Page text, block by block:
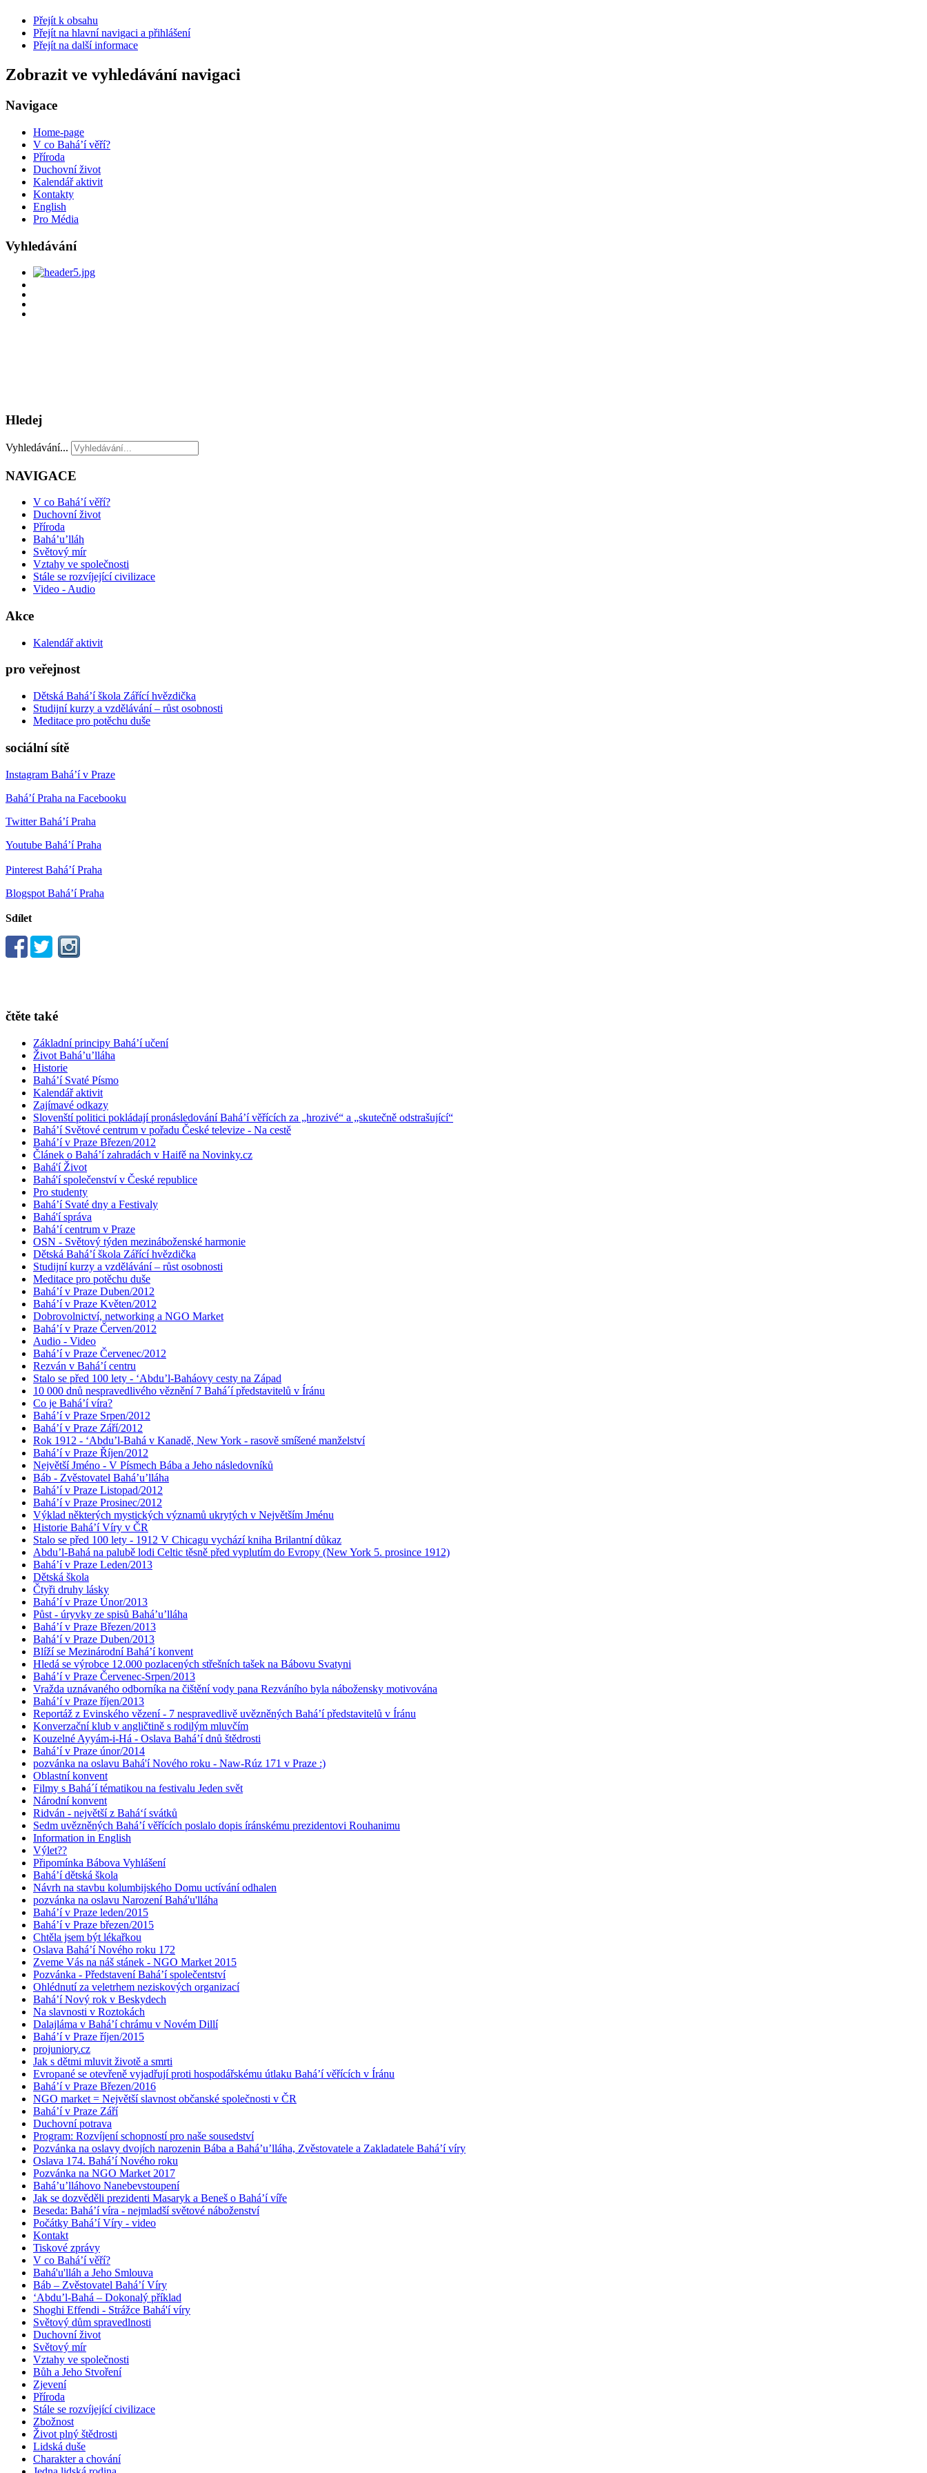
Přejít k obsahu
Přejít na hlavní navigaci a přihlášení
Přejít na další informace
Zobrazit ve vyhledávání navigaci
Navigace
Home-page
V co Bahá’í věří?
Příroda
Duchovní život
Kalendář aktivit
Kontakty
English
Pro Média
Vyhledávání
Hledej
Vyhledávání...
NAVIGACE
V co Bahá’í věří?
Duchovní život
Příroda
Bahá’u’lláh
Světový mír
Vztahy ve společnosti
Stále se rozvíjející civilizace
Video - Audio
Akce
Kalendář aktivit
pro veřejnost
Dětská Bahá’í škola Zářící hvězdička
Studijní kurzy a vzdělávání – růst osobnosti
Meditace pro potěchu duše
sociální sítě
Instagram Bahá’í v Praze
Bahá’í Praha na Facebooku
Twitter Bahá’í Praha
Youtube Bahá’í Praha
Pinterest Bahá’í Praha
Blogspot Bahá’í Praha
Sdílet
čtěte také
Základní principy Bahá’í učení
Život Bahá’u’lláha
Historie
Bahá’í Svaté Písmo
Kalendář aktivit
Zajímavé odkazy
Slovenští politici pokládají pronásledování Bahá’í věřících za „hrozivé“ a „skutečně odstrašující“
Bahá’í Světové centrum v pořadu České televize - Na cestě
Bahá’í v Praze Březen/2012
Článek o Bahá’í zahradách v Haifě na Novinky.cz
Bahá'í Život
Bahá'í společenství v České republice
Pro studenty
Bahá’í Svaté dny a Festivaly
Bahá'í správa
Bahá’í centrum v Praze
OSN - Světový týden mezináboženské harmonie
Dětská Bahá’í škola Zářící hvězdička
Studijní kurzy a vzdělávání – růst osobnosti
Meditace pro potěchu duše
Bahá’í v Praze Duben/2012
Bahá’í v Praze Květen/2012
Dobrovolnictví, networking a NGO Market
Bahá’í v Praze Červen/2012
Audio - Video
Bahá’í v Praze Červenec/2012
Rezván v Bahá’í centru
Stalo se před 100 lety - ‘Abdu’l-Baháovy cesty na Západ
10 000 dnů nespravedlivého věznění 7 Bahá´í představitelů v Íránu
Co je Bahá’í víra?
Bahá’í v Praze Srpen/2012
Bahá’í v Praze Září/2012
Rok 1912 - ‘Abdu’l-Bahá v Kanadě, New York - rasově smíšené manželství
Bahá’í v Praze Říjen/2012
Největší Jméno - V Písmech Bába a Jeho následovníků
Báb - Zvěstovatel Bahá’u’lláha
Bahá’í v Praze Listopad/2012
Bahá’í v Praze Prosinec/2012
Výklad některých mystických významů ukrytých v Největším Jménu
Historie Bahá’í Víry v ČR
Stalo se před 100 lety - 1912 V Chicagu vychází kniha Brilantní důkaz
Abdu’l-Bahá na palubě lodi Celtic těsně před vyplutím do Evropy (New York 5. prosince 1912)
Bahá’í v Praze Leden/2013
Dětská škola
Čtyři druhy lásky
Bahá’í v Praze Únor/2013
Půst - úryvky ze spisů Bahá’u’lláha
Bahá’í v Praze Březen/2013
Bahá’í v Praze Duben/2013
Blíží se Mezinárodní Bahá’í konvent
Hledá se výrobce 12.000 pozlacených střešních tašek na Bábovu Svatyni
Bahá’í v Praze Červenec-Srpen/2013
Vražda uznávaného odborníka na čištění vody pana Rezváního byla nábožensky motivována
Bahá’í v Praze říjen/2013
Reportáž z Evinského vězení - 7 nespravedlivě uvězněných Bahá’í představitelů v Íránu
Konverzační klub v angličtině s rodilým mluvčím
Kouzelné Ayyám-i-Há - Oslava Bahá’í dnů štědrosti
Bahá’í v Praze únor/2014
pozvánka na oslavu Bahá'í Nového roku - Naw-Rúz 171 v Praze :)
Oblastní konvent
Filmy s Bahá´í tématikou na festivalu Jeden svět
Národní konvent
Ridván - největší z Bahá‘í svátků
Sedm uvězněných Bahá’í věřících poslalo dopis íránskému prezidentovi Rouhanimu
Information in English
Výlet??
Připomínka Bábova Vyhlášení
Bahá’í dětská škola
Návrh na stavbu kolumbijského Domu uctívání odhalen
pozvánka na oslavu Narození Bahá'u'lláha
Bahá’í v Praze leden/2015
Bahá’í v Praze březen/2015
Chtěla jsem být lékařkou
Oslava Bahá’í Nového roku 172
Zveme Vás na náš stánek - NGO Market 2015
Pozvánka - Představení Bahá’í společentství
Ohlédnutí za veletrhem neziskových organizací
Bahá’í Nový rok v Beskydech
Na slavnosti v Roztokách
Dalajláma v Bahá’í chrámu v Novém Dillí
Bahá’í v Praze říjen/2015
projuniory.cz
Jak s dětmi mluvit životě a smrti
Evropané se otevřeně vyjadřují proti hospodářskému útlaku Bahá’í věřících v Íránu
Bahá’í v Praze Březen/2016
NGO market = Největší slavnost občanské společnosti v ČR
Bahá’í v Praze Září
Duchovní potrava
Program: Rozvíjení schopností pro naše sousedství
Pozvánka na oslavy dvojích narozenin Bába a Bahá’u’lláha, Zvěstovatele a Zakladatele Bahá’í víry
Oslava 174. Bahá’í Nového roku
Pozvánka na NGO Market 2017
Bahá’u’lláhovo Nanebevstoupení
Jak se dozvěděli prezidenti Masaryk a Beneš o Bahá’í víře
Beseda: Bahá’í víra - nejmladší světové náboženství
Počátky Bahá’í Víry - video
Kontakt
Tiskové zprávy
V co Bahá’í věří?
Bahá'u'lláh a Jeho Smlouva
Báb – Zvěstovatel Bahá’í Víry
‘Abdu’l-Bahá – Dokonalý příklad
Shoghi Effendi - Strážce Bahá'í víry
Světový dům spravedlnosti
Duchovní život
Světový mír
Vztahy ve společnosti
Bůh a Jeho Stvoření
Zjevení
Příroda
Stále se rozvíjející civilizace
Zbožnost
Život plný štědrosti
Lidská duše
Charakter a chování